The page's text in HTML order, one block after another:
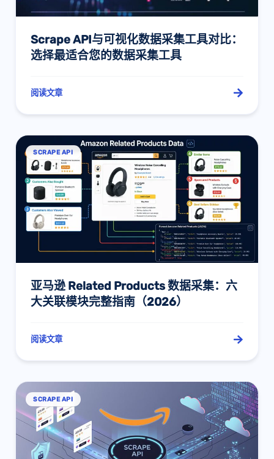
Scrape API与可视化数据采集工具对比：
选择最适合您的数据采集工具
阅读文章
SCRAPE API
亚马逊 Related Products 数据采集：六
大关联模块完整指南（2026）
阅读文章
SCRAPE API